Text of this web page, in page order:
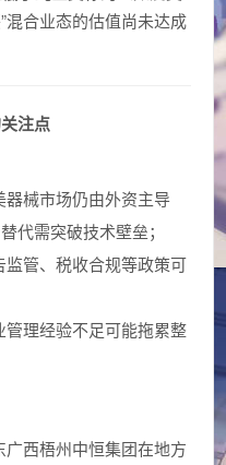
混合业态的估值尚未达成
注点
器械市场仍由外资主导
代需突破技术壁垒；
监管、税收合规等政策可
管理经验不足可能拖累整
广西梧州中恒集团在地方